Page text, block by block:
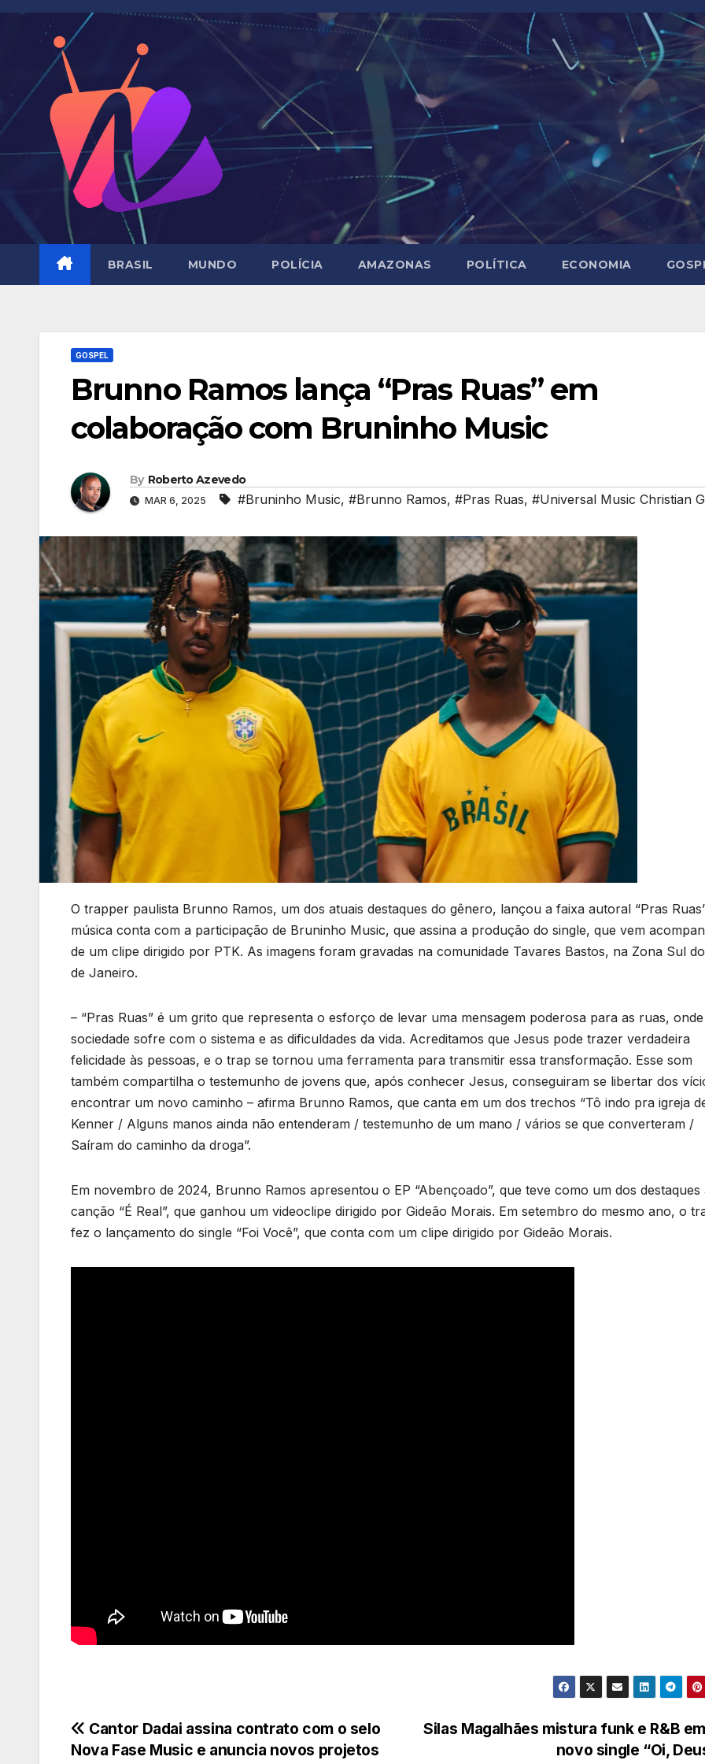
Skip
BRASIL MUNDO POLÍCIA AMAZONAS POLÍTICA ECONOMIA
GOSPEL
Brunno Ramos lança “Pras Ruas” em
colaboração com Bruninho Music
By Roberto Azevedo
MAR 6, 2025 #Bruninho Music, #Brunno Ramos, #Pras Ruas, #Universal Music Christian
O trapper paulista Brunno Ramos, um dos atuais destaques do gênero, lançou a faixa autoral “Pras
música conta com a participação de Bruninho Music, que assina a produção do single, que vem
de um clipe dirigido por PTK. As imagens foram gravadas na comunidade Tavares Bastos, na Zona Sul
de Janeiro.
– “Pras Ruas” é um grito que representa o esforço de levar uma mensagem poderosa para as ruas,
sociedade sofre com o sistema e as dificuldades da vida. Acreditamos que Jesus pode trazer verdadeira
felicidade às pessoas, e o trap se tornou uma ferramenta para transmitir essa transformação. Esse som
também compartilha o testemunho de jovens que, após conhecer Jesus, conseguiram se libertar dos
encontrar um novo caminho – afirma Brunno Ramos, que canta em um dos trechos “Tô indo pra igreja
Kenner / Alguns manos ainda não entenderam / testemunho de um mano / vários se que converteram /
Saíram do caminho da droga”.
Em novembro de 2024, Brunno Ramos apresentou o EP “Abençoado”, que teve como um dos destaques
canção “É Real”, que ganhou um videoclipe dirigido por Gideão Morais. Em setembro do mesmo ano, o
fez o lançamento do single “Foi Você”, que conta com um clipe dirigido por Gideão Morais.
Navegação
Silas Magalhães mistura funk e R&B
novo single “Oi,
Cantor Dadai assina contrato com o selo
Nova Fase Music e anuncia novos projetos